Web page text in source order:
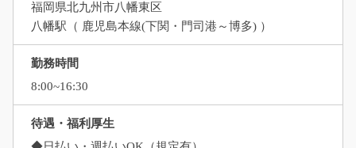
福岡県北九州市八幡東区
八幡駅（ 鹿児島本線(下関・門司港～博多) ）
勤務時間
8:00~16:30
待遇・福利厚生